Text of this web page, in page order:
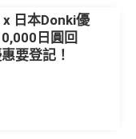
日本Donki優
日圓回
要登記！